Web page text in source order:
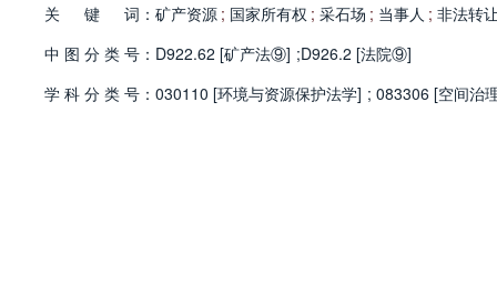
关
键 词： 矿产资源 ; 国家所有权 ; 采石场 ; 当事人 ; 非法转
中 图 分 类 号： D922.62 [矿产法⑨] ;D926.2 [法院⑨]
学 科 分 类 号： 030110 [环境与资源保护法学] ; 083306 [空间治